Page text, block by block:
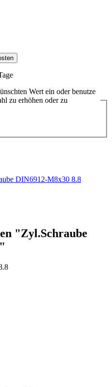
Wert ein oder benutze
zu erhöhen oder zu
DIN6912-M8x30 8.8
"Zyl.Schraube